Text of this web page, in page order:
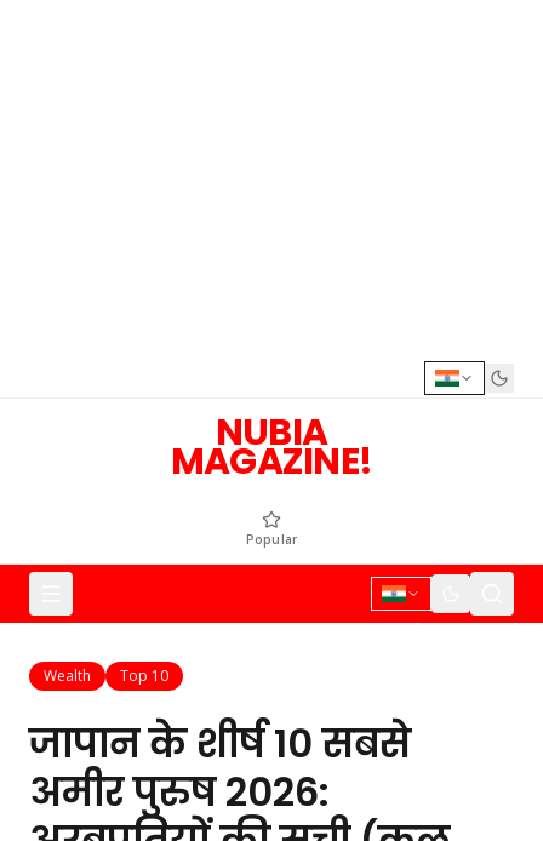
NUBIA
MAGAZINE!
Popular
Wealth Top 10
जापान के शीर्ष 10 सबसे
अमीर पुरुष 2026: